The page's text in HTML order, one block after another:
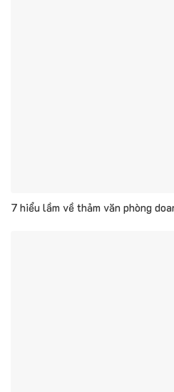
7 hiểu lầm về thảm văn phòng